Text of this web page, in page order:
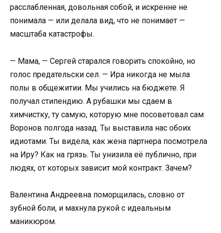
расслабленная, довольная собой, и искренне не
понимала — или делала вид, что не понимает —
масштаба катастрофы.
— Мама, — Сергей старался говорить спокойно, но
голос предательски сел. — Ира никогда не мыла
полы в общежитии. Мы учились на бюджете. Я
получал стипендию. А рубашки мы сдаем в
химчистку, ту самую, которую мне посоветовал сам
Воронов полгода назад. Ты выставила нас обоих
идиотами. Ты видела, как жена партнера посмотрела
на Иру? Как на грязь. Ты унизила её публично, при
людях, от которых зависит мой контракт. Зачем?
Валентина Андреевна поморщилась, словно от
зубной боли, и махнула рукой с идеальным
маникюром.